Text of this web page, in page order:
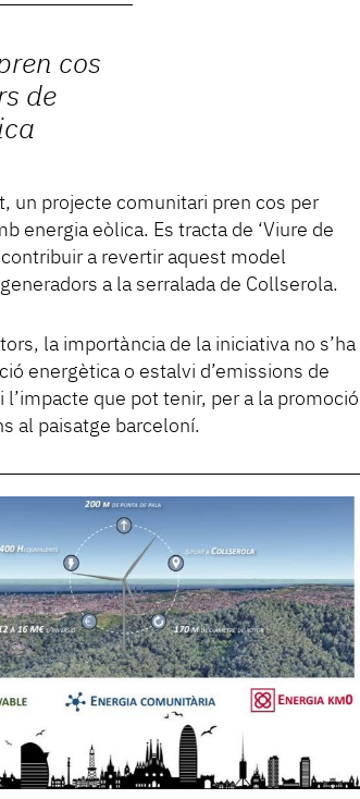
cos
de
un projecte comunitari pren cos per
energia eòlica. Es tracta de ‘Viure de
a revertir aquest model
a la serralada de Collserola.
la importància de la iniciativa no s’ha
energètica o estalvi d’emissions de
que pot tenir, per a la promoció
al paisatge barceloní.